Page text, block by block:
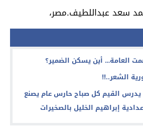
سعد عبداللطيف.مصر،
العامة… أين يسكن الضمير؟
الشعر..!!
القيم كل صباح حارس عام يصنع
إبراهيم الخليل بالصخيرات